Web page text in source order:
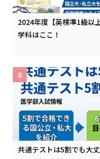
2024年度【英検準1級以
学科はここ！
共通テストは5割でも大
8